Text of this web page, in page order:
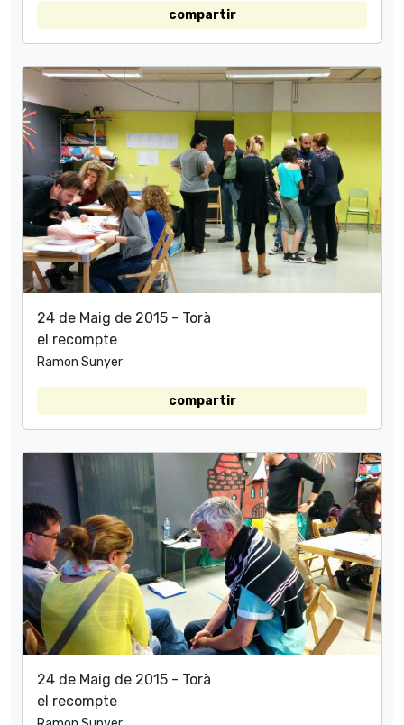
compartir
24 de Maig de 2015 - Torà
el recompte
Ramon Sunyer
compartir
24 de Maig de 2015 - Torà
el recompte